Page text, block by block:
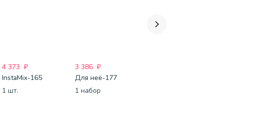
4 373 ₽
InstaMix-165
1 шт.
3 386 ₽
Для неё-177
1 набор